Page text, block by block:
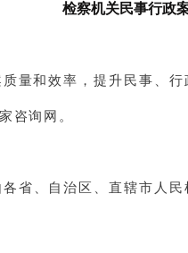
检察机关民事行政
量和效率，提升民事、
咨询网。
各省、自治区、直辖市人